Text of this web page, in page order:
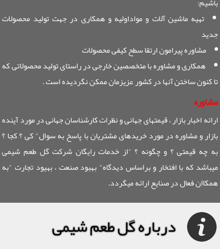
تهیه ماشین آلات و مواداولیه و همکاری در جهت تولید محصولات
جدید
مشاوره پیرامون ارتقا سطح کیفی محصولات
همکاری و مشاوره با متخصصین خارجی در راستای تولید محصولاتی که
تا کنون ساختن آنها در کشور عزیزمان ممکن نگردیده است .
مشاوره
ارائه اخبار بازار ، قیمتهای جهانی و نظرات کارشناسان جهانی در مورد آینده
بازار و مشاوره در مورد خریدهای مشتریان با پاسخ به سوال" کی ؟ کجا ؟
به چه قیمتی ؟ و چگونه ؟ "از خدمات رایگان شرکت گل طعم شیمی
میباشد که با افتخار و براساس دیدگاه" بهبود صنعت ، بهیود تجارت "به
همکاان فعال در صنایع ارائه میگردد.
درباره گل طعم شیمی